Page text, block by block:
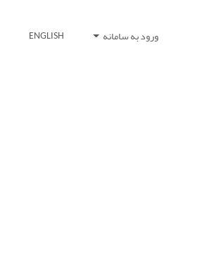
ورود به سامانه ENGLISH